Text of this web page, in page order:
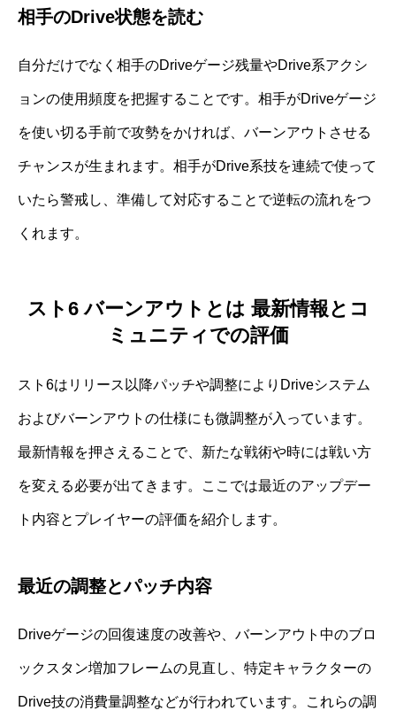
相手のDrive状態を読む
自分だけでなく相手のDriveゲージ残量やDrive系アクシ
ョンの使用頻度を把握することです。相手がDriveゲージ
を使い切る手前で攻勢をかければ、バーンアウトさせる
チャンスが生まれます。相手がDrive系技を連続で使って
いたら警戒し、準備して対応することで逆転の流れをつ
くれます。
スト6 バーンアウトとは 最新情報とコ
ミュニティでの評価
スト6はリリース以降パッチや調整によりDriveシステム
およびバーンアウトの仕様にも微調整が入っています。
最新情報を押さえることで、新たな戦術や時には戦い方
を変える必要が出てきます。ここでは最近のアップデー
ト内容とプレイヤーの評価を紹介します。
最近の調整とパッチ内容
Driveゲージの回復速度の改善や、バーンアウト中のブロ
ックスタン増加フレームの見直し、特定キャラクターの
Drive技の消費量調整などが行われています。これらの調